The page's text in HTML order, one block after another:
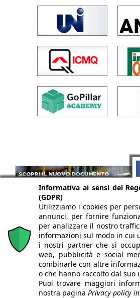
Informativa ai sensi del
(GDPR)
Utilizziamo i cookies per
annunci, per fornire
per analizzare il nostro
informazioni sul modo in cui
i nostri partner che si
web, pubblicità e social
combinarle con altre
o che hanno raccolto dal suo
Puoi trovare maggiori
nostra pagina Privacy policy